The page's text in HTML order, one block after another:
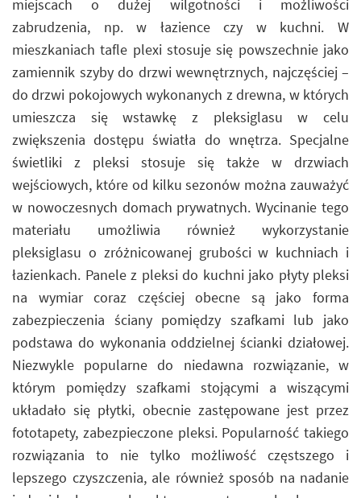
miejscach o dużej wilgotności i możliwości
zabrudzenia, np. w łazience czy w kuchni. W
mieszkaniach tafle plexi stosuje się powszechnie jako
zamiennik szyby do drzwi wewnętrznych, najczęściej –
do drzwi pokojowych wykonanych z drewna, w których
umieszcza się wstawkę z pleksiglasu w celu
zwiększenia dostępu światła do wnętrza. Specjalne
świetliki z pleksi stosuje się także w drzwiach
wejściowych, które od kilku sezonów można zauważyć
w nowoczesnych domach prywatnych. Wycinanie tego
materiału umożliwia również wykorzystanie
pleksiglasu o zróżnicowanej grubości w kuchniach i
łazienkach. Panele z pleksi do kuchni jako płyty pleksi
na wymiar coraz częściej obecne są jako forma
zabezpieczenia ściany pomiędzy szafkami lub jako
podstawa do wykonania oddzielnej ścianki działowej.
Niezwykle popularne do niedawna rozwiązanie, w
którym pomiędzy szafkami stojącymi a wiszącymi
układało się płytki, obecnie zastępowane jest przez
fototapety, zabezpieczone pleksi. Popularność takiego
rozwiązania to nie tylko możliwość częstszego i
lepszego czyszczenia, ale również sposób na nadanie